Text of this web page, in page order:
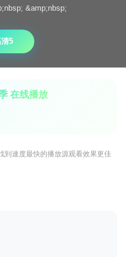
&amp;nbsp;
5
在线播放
到速度最快的播放源观看效果更佳